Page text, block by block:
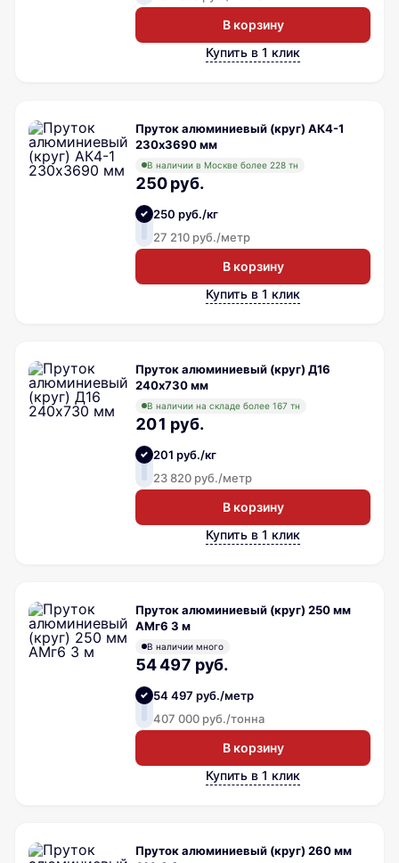
В корзину
Купить в 1 клик
Пруток алюминиевый (круг) АК4-1
230х3690 мм
В наличии в Москве более 228 тн
250 руб.
250 руб./кг
27 210 руб./метр
В корзину
Купить в 1 клик
Пруток алюминиевый (круг) Д16
240х730 мм
В наличии на складе более 167 тн
201 руб.
201 руб./кг
23 820 руб./метр
В корзину
Купить в 1 клик
Пруток алюминиевый (круг) 250 мм
АМг6 3 м
В наличии много
54 497 руб.
54 497 руб./метр
407 000 руб./тонна
В корзину
Купить в 1 клик
Пруток алюминиевый (круг) 260 мм